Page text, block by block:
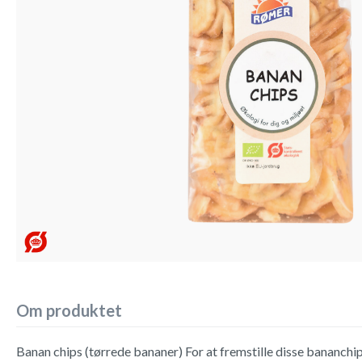
Om produktet
Banan chips (tørrede bananer) For at fremstille disse